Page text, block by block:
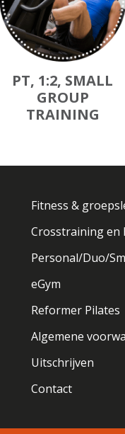
PT, 1:2, SMALL
GROUP
TRAINING
Fitness &
Crosstraining en
Personal/Duo/
eGym
Reformer Pilates
Algemene
Uitschrijven
Contact